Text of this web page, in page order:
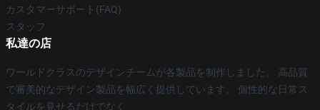
カスタマーサポート(FAQ)
スタッフ
私達の店
ワールドクラスのデザインチームが各製品を制作しました。 高品質
で審美的なデザイン製品を幅広く提供しています。 個性的な日常ス
タイルを見せるだけでなく、